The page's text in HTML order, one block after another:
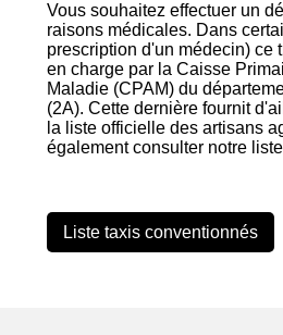
Vous souhaitez effectuer un
raisons médicales. Dans
prescription d'un médecin) ce
en charge par la Caisse
Maladie (CPAM) du
(2A). Cette dernière fournit
la liste officielle des artisans
également consulter notre
Liste taxis conventionnés